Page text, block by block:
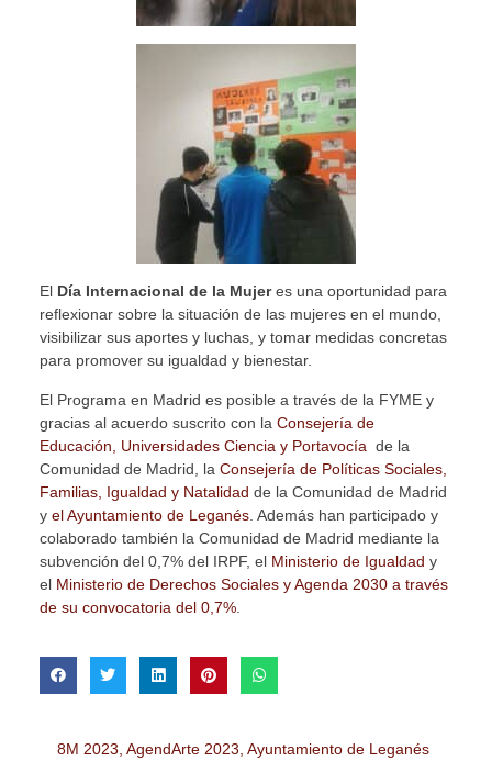
El Día Internacional de la Mujeres una oportunidad para
reflexionar sobre la situación de las mujeres en el mundo,
visibilizar sus aportes y luchas, y tomar medidas concretas
para promover su igualdad y bienestar.
El Programa en Madrid es posible a través de la FYME y
gracias al acuerdo suscrito con la Consejería de
Educación, Universidades Ciencia y Portavocía de la
Comunidad de Madrid, la Consejería de Políticas Sociales,
Familias, Igualdad y Natalidad de la Comunidad de Madrid
y el Ayuntamiento de Leganés. Además han participado y
colaborado también la Comunidad de Madrid mediante la
subvención del 0,7% del IRPF, el Ministerio de Igualdad y
el Ministerio de Derechos Sociales y Agenda 2030 a través
de su convocatoria del 0,7%.
8M 2023 AgendArte 2023 Ayuntamiento de Leganés